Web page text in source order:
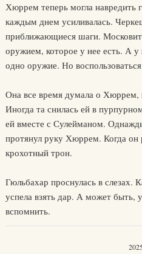
Хюррем теперь могла навредить
каждым днем усиливалась.
приближающиеся шаги.
оружием, которое у нее есть. А
одно оружие. Но
Она все время думала о Хюррем,
Иногда та снилась ей в
ей вместе с Сулейманом.
протянул руку Хюррем. Когда он
крохотный трон.
Гюльбахар проснулась в слезах.
успела взять дар. А может быть,
вспомнить.